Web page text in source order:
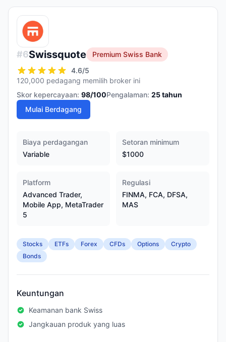
#6Swissquote
Premium Swiss Bank
4.6/5
120,000 pedagang memilih broker ini
Skor kepercayaan: 98/100Pengalaman: 25tahun
Mulai Berdagang
Biaya perdagangan
Variable
Setoran minimum
$1000
Platform
Advanced Trader,
Mobile App, MetaTrader
5
Regulasi
FINMA, FCA, DFSA,
MAS
Stocks ETFs Forex CFDs Options
Crypto
Bonds
Keuntungan
Keamanan bank Swiss
Jangkauan produk yang luas